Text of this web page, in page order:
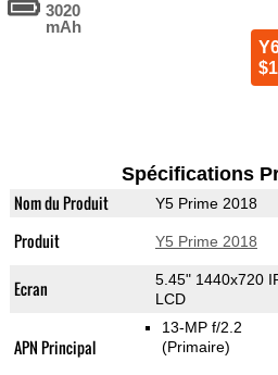
3020
mAh
Spécifications
Nom du Produit Y5 Prime 2018
Produit Y5 Prime 2018
Ecran
5.45" 1440x720
LCD
APN Principal
13-MP f/2.2
(Primaire)